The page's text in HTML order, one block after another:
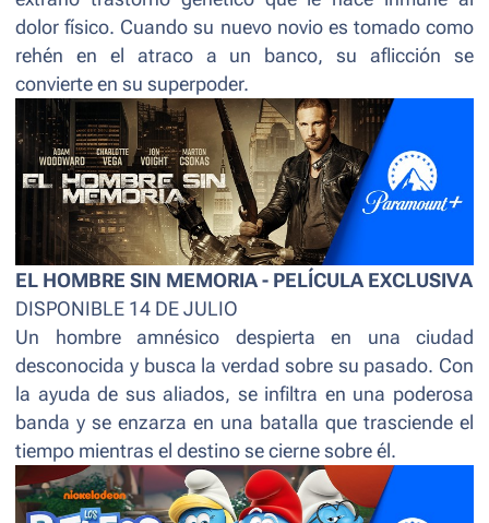
dolor físico. Cuando su nuevo novio es tomado como
rehén en el atraco a un banco, su aflicción se
convierte en su superpoder.
EL HOMBRE SIN MEMORIA - PELÍCULA EXCLUSIVA
DISPONIBLE 14 DE JULIO
Un hombre amnésico despierta en una ciudad
desconocida y busca la verdad sobre su pasado. Con
la ayuda de sus aliados, se infiltra en una poderosa
banda y se enzarza en una batalla que trasciende el
tiempo mientras el destino se cierne sobre él.